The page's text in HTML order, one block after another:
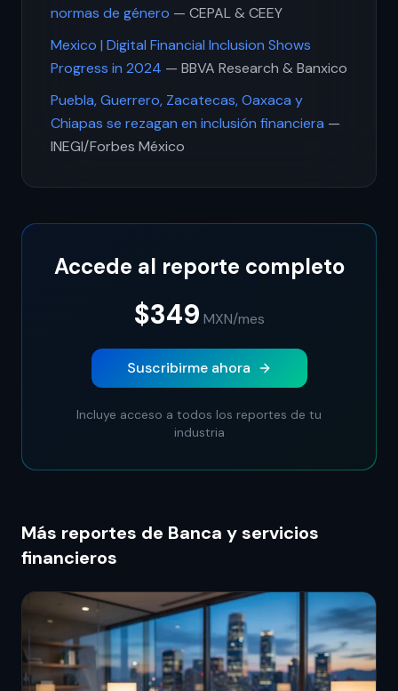
normas de género — CEPAL & CEEY
Mexico | Digital Financial Inclusion Shows
Progress in 2024 — BBVA Research & Banxico
Puebla, Guerrero, Zacatecas, Oaxaca y
Chiapas se rezagan en inclusión financiera —
INEGI/Forbes México
Accede al reporte completo
$349 MXN/mes
Suscribirme ahora
Incluye acceso a todos los reportes de tu
industria
Más reportes de Banca y servicios
financieros